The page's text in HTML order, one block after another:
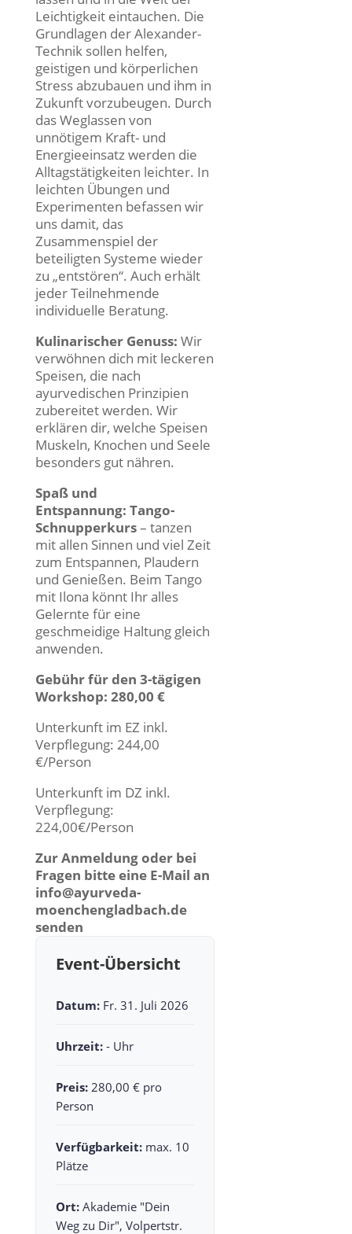
Leichtigkeit eintauchen. Die
Grundlagen der Alexander-
Technik sollen helfen,
geistigen und körperlichen
Stress abzubauen und ihm in
Zukunft vorzubeugen. Durch
das Weglassen von
unnötigem Kraft- und
Energieeinsatz werden die
Alltagstätigkeiten leichter. In
leichten Übungen und
Experimenten befassen wir
uns damit, das
Zusammenspiel der
beteiligten Systeme wieder
zu „entstören“. Auch erhält
jeder Teilnehmende
individuelle Beratung.
Kulinarischer Genuss: Wir
verwöhnen dich mit leckeren
Speisen, die nach
ayurvedischen Prinzipien
zubereitet werden. Wir
erklären dir, welche Speisen
Muskeln, Knochen und Seele
besonders gut nähren.
Spaß und
Entspannung: Tango-
Schnupperkurs– tanzen
mit allen Sinnen und viel Zeit
zum Entspannen, Plaudern
und Genießen. Beim Tango
mit Ilona könnt Ihr alles
Gelernte für eine
geschmeidige Haltung gleich
anwenden.
Gebühr für den 3-tägigen
Workshop: 280,00 €
Unterkunft im EZ inkl.
Verpflegung: 244,00
€/Person
Unterkunft im DZ inkl.
Verpflegung:
224,00€/Person
Zur Anmeldung oder bei
Fragen bitte eine E-Mail an
info@ayurveda-
moenchengladbach.de
senden
Event-Übersicht
Datum:Fr. 31. Juli 2026
Uhrzeit:- Uhr
Preis:280,00 € pro
Person
Verfügbarkeit:max. 10
Plätze
Ort:Akademie "Dein
Weg zu Dir", Volpertstr.